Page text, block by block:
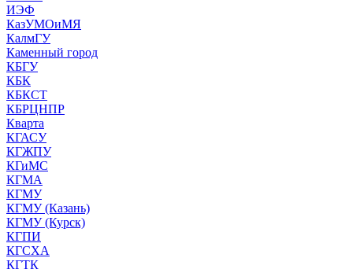
ИЭФ
КазУМОиМЯ
КалмГУ
Каменный город
КБГУ
КБК
КБКСТ
КБРЦНПР
Кварта
КГАСУ
КГЖПУ
КГиМС
КГМА
КГМУ
КГМУ (Казань)
КГМУ (Курск)
КГПИ
КГСХА
КГТК